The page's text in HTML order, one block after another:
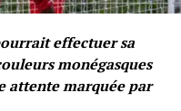
effectuer sa
monégasques
attente marquée par